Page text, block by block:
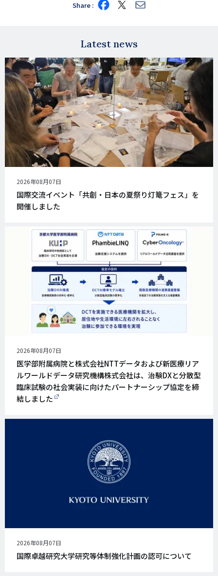
Share Share
on
Share
on
Share
via
Latest news
公
開
日
2026年08月07日
国際交流イベント「共創・日本の夏祭り灯篭フェス」を
開催しました
公
開
日
2026年08月07日
医学部附属病院と株式会社NTTデータおよび新医療リア
ルワールドデータ研究機構株式会社は、治験DXと分散型
臨床試験の社会実装に向けたパートナーシップ協定を締
結しました
公
開
日
2026年08月07日
国際卓越研究大学研究等体制強化計画の認可について